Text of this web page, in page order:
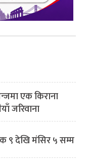
एक किराना
जरिवाना
९ देखि मंसिर ५ सम्म